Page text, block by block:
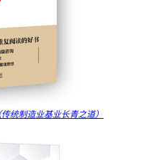
统制造业基业长青之道）